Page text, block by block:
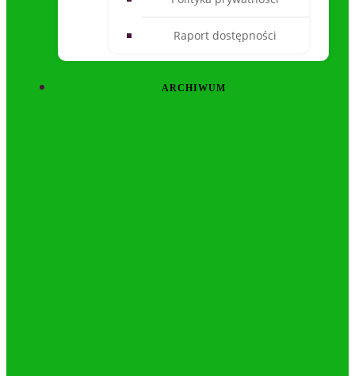
Raport dostępności
ARCHIWUM